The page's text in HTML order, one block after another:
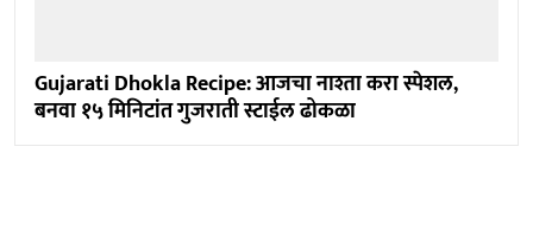
Gujarati Dhokla Recipe: आजचा नाश्ता करा स्पेशल,
बनवा १५ मिनिटांत गुजराती स्टाईल ढोकळा